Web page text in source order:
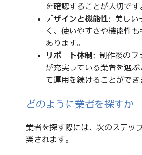
を確認することが大切です
デザインと機能性: 美しい
く、使いやすさや機能性
あります。
サポート体制 : 制作後のフ
が充実している業者を選ぶ
て運用を続けることができ
どのように業者を探すか
業者を探す際には、次のステッ
奨されます。